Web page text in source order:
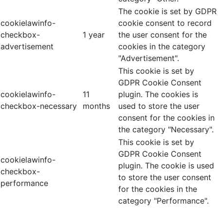
cookielawinfo-
checkbox-
advertisement
1 year
The cookie is set by GDPR
cookie consent to record
the user consent for the
cookies in the category
"Advertisement".
cookielawinfo-
checkbox-necessary
11
months
This cookie is set by
GDPR Cookie Consent
plugin. The cookies is
used to store the user
consent for the cookies in
the category "Necessary".
cookielawinfo-
checkbox-
performance
This cookie is set by
GDPR Cookie Consent
plugin. The cookie is used
to store the user consent
for the cookies in the
category "Performance".